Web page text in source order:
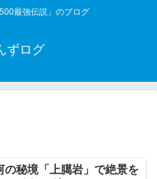
最強伝説」のブログ
ずログ
の秘境「上臈岩」で絶景を